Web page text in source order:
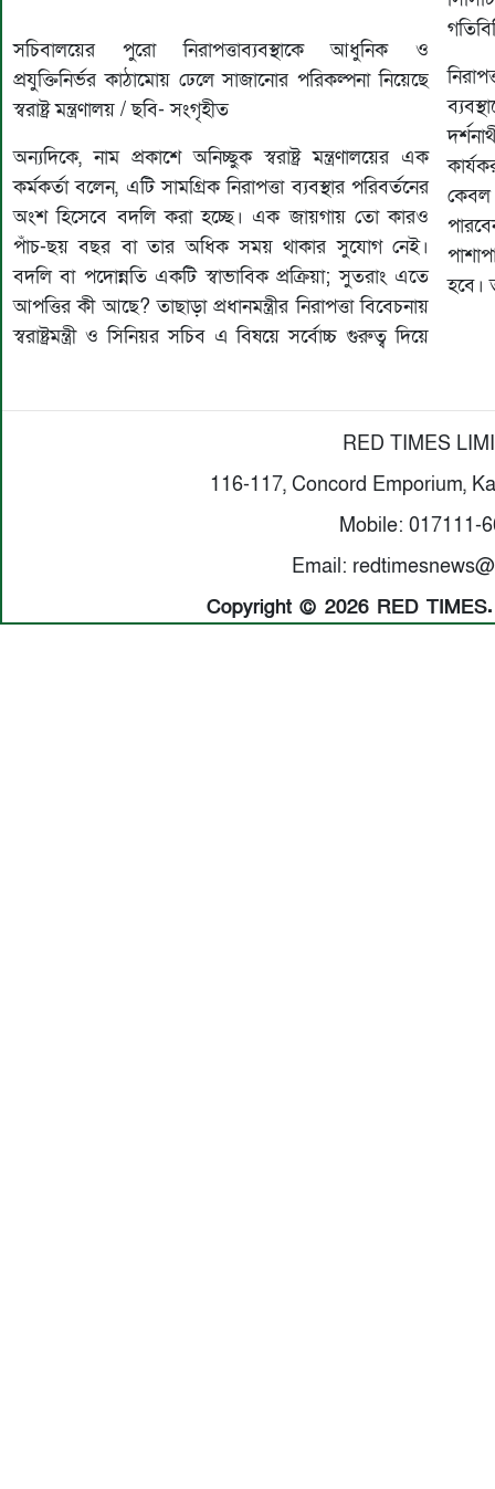
সচিবালয়ের পুরো নিরাপত্তাব্যবস্থাকে আধুনিক ও
প্রযুক্তিনির্ভর কাঠামোয় ঢেলে সাজানোর পরিকল্পনা নিয়েছে
স্বরাষ্ট্র মন্ত্রণালয় / ছবি- সংগৃহীত
অন্যদিকে, নাম প্রকাশে অনিচ্ছুক স্বরাষ্ট্র মন্ত্রণালয়ের এক
কর্মকর্তা বলেন, এটি সামগ্রিক নিরাপত্তা ব্যবস্থার পরিবর্তনের
অংশ হিসেবে বদলি করা হচ্ছে। এক জায়গায় তো কারও
পাঁচ-ছয় বছর বা তার অধিক সময় থাকার সুযোগ নেই।
বদলি বা পদোন্নতি একটি স্বাভাবিক প্রক্রিয়া; সুতরাং এতে
আপত্তির কী আছে? তাছাড়া প্রধানমন্ত্রীর নিরাপত্তা বিবেচনায়
স্বরাষ্ট্রমন্ত্রী ও সিনিয়র সচিব এ বিষয়ে সর্বোচ্চ গুরুত্ব দিয়ে
কেবল
হবে।
RED TIMES
116-117, Concord Emporium,
Mobile: 017111-
Email:
Copyright © 2026 RED